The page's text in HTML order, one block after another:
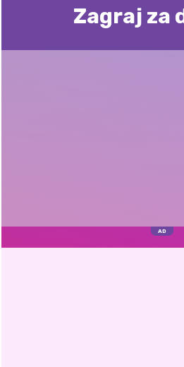
Zagraj za